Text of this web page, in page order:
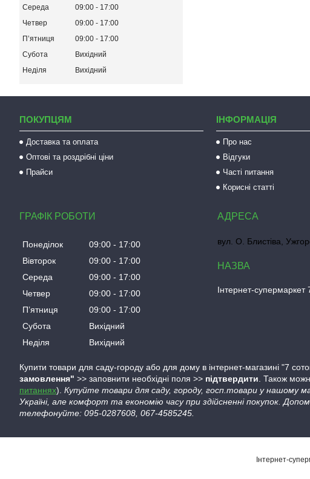
Середа
09:00
17:00
Четвер
09:00
17:00
Пʼятниця
09:00
17:00
Субота
Вихідний
Неділя
Вихідний
ПОКУПЦЯМ
Доставка та оплата
Оптові та роздрібні ціни
Прайси
ІНФОРМАЦІЯ
Про нас
Відгуки
Часті питання
Корисні статті
ГРАФІК РОБОТИ
Понеділок 09:00
17:00
Вівторок
09:00
17:00
Середа
09:00
17:00
Четвер
09:00
17:00
Пʼятниця
09:00
17:00
Субота
Вихідний
Неділя
Вихідний
вул. О. Блистіва,
Інтернет-
Купити товари для саду-городу або для дому в інтернет-магазині "7
замовлення" >> заповнити необхідні поля >> підтвердити. Також
питаннях). Купуйте товари для саду, городу, госп.товари у нашому
Україні, але комфорт та економію часу при здійсненні покупок.
телефонуйте: 095-0287608, 067-4585245.